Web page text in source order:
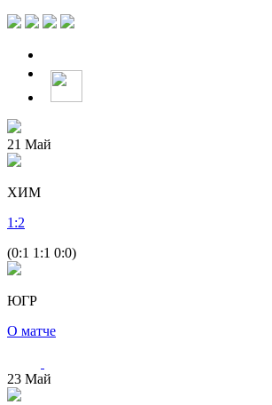
21 Май
ХИМ
1 :2
(0:1 1:1 0:0)
ЮГР
О матче
23 Май